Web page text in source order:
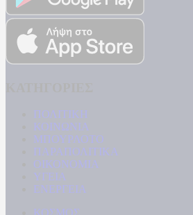
ΠΟΛΙΤΙΚΗ
ΚΟΙΝΩΝΙΑ
ΜΠΟΥΡΛΟΤΟ
ΠΑΡΑΠΟΛΙΤΙΚΑ
ΟΙΚΟΝΟΜΙΑ
ΥΓΕΙΑ
ΕΝΕΡΓΕΙΑ